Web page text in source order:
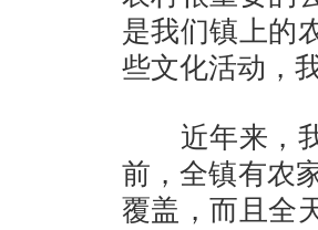
是我们镇上的
些文化活动，
近年来，我
前，全镇有农
覆盖，而且全